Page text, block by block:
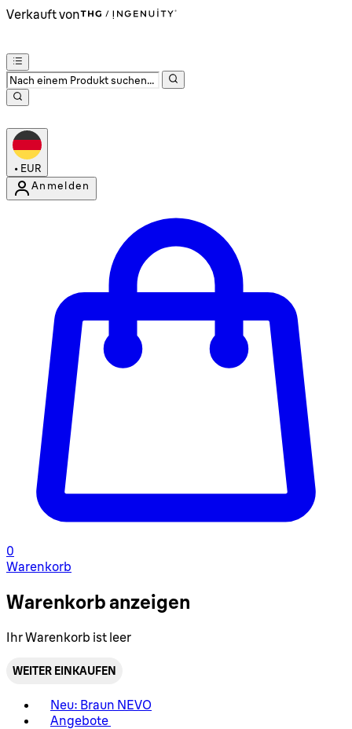
Verkauft von
• EUR
Anmelden
0
Warenkorb
Warenkorb anzeigen
Ihr Warenkorb ist leer
WEITER EINKAUFEN
Neu: Braun NEVO
Angebote